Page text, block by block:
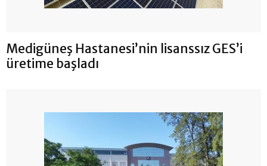
Medigüneş Hastanesi’nin lisanssız GES’i
üretime başladı